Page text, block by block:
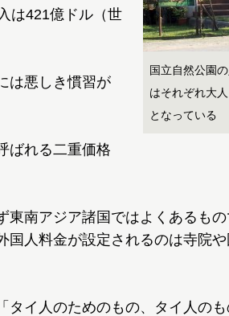
国立自然公園
はそれぞれ大
となっている
は421億ドル（世
は悪しき慣習が
ばれる二重価格
南アジア諸国ではよくあるも
国人料金が設定されるのは寺院
イ人のためのもの、タイ人の